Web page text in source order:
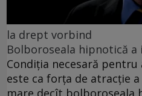
la drept vorbind
Bolboroseala hipnotică a
Condiția necesară
este ca forța de atracție